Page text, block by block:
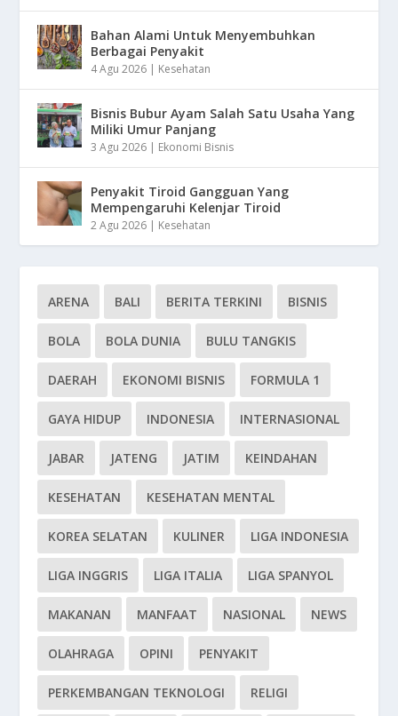
Bahan Alami Untuk Menyembuhkan
Berbagai Penyakit
4 Agu 2026 | Kesehatan
Bisnis Bubur Ayam Salah Satu Usaha Yang
Miliki Umur Panjang
3 Agu 2026 | Ekonomi Bisnis
Penyakit Tiroid Gangguan Yang
Mempengaruhi Kelenjar Tiroid
2 Agu 2026 | Kesehatan
ARENA BALI BERITA TERKINI BISNIS
BOLA BOLA DUNIA BULU TANGKIS
DAERAH EKONOMI BISNIS FORMULA 1
GAYA HIDUP INDONESIA INTERNASIONAL
JABAR JATENG JATIM KEINDAHAN
KESEHATAN KESEHATAN MENTAL
KOREA SELATAN KULINER LIGA INDONESIA
LIGA INGGRIS LIGA ITALIA LIGA SPANYOL
MAKANAN MANFAAT NASIONAL NEWS
OLAHRAGA OPINI PENYAKIT
PERKEMBANGAN TEKNOLOGI RELIGI